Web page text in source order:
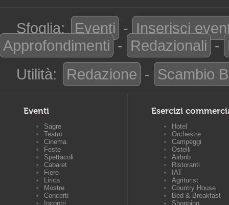
Sfoglia: Eventi - Inserisci
Approfondimenti - Redazionali -
Utilità:
Redazione - Scambio
Eventi
Sagre
Teatro
Cinema
Feste
Spettacoli
Cabaret
Fiere
Lirica
Mostre
Concerti
Incontri
Esercizi
Hotel
Orchestre
Campeggi
Ostelli
Airbnb
Ristoranti
IAT
Agriturist
Country House
Bed & Breakfast
Shopping